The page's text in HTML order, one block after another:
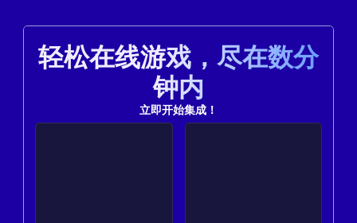
轻松在线游戏，尽在数分
钟内
立即开始集成！